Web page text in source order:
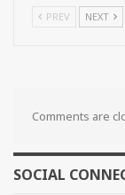
PREV NEXT
Comments are
SOCIAL